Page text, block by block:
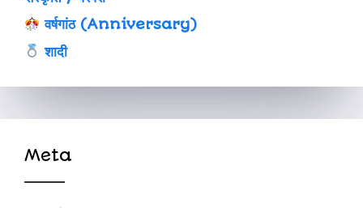
वर्षगांठ (Anniversary)
शादी
Meta